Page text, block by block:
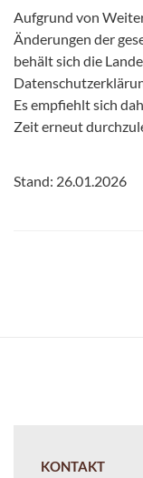
Aufgrund von
Änderungen der
behält sich die
Es empfiehlt sich
Zeit erneut
Stand: 26.01.2026
KONTAKT